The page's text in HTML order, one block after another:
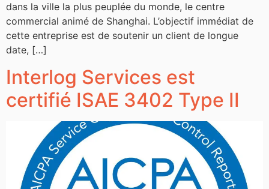
dans la ville la plus peuplée du monde, le centre
commercial animé de Shanghai. L’objectif immédiat de
cette entreprise est de soutenir un client de longue
date, […]
Interlog Services est
certifié ISAE 3402 Type II